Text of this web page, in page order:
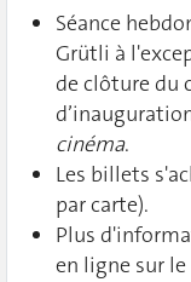
Séance
Grütli à
de clôture du
cinéma.
Les billets
par carte).
Plus
en ligne sur le